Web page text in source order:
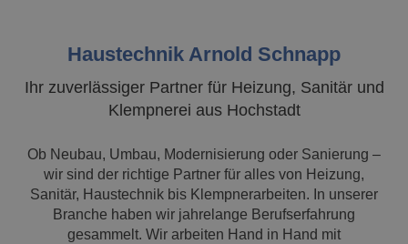
Haustechnik Arnold Schnapp
Ihr zuverlässiger Partner für Heizung, Sanitär und
Klempnerei aus Hochstadt
Ob Neubau, Umbau, Modernisierung oder Sanierung –
wir sind der richtige Partner für alles von Heizung,
Sanitär, Haustechnik bis Klempnerarbeiten. In unserer
Branche haben wir jahrelange Berufserfahrung
gesammelt. Wir arbeiten Hand in Hand mit